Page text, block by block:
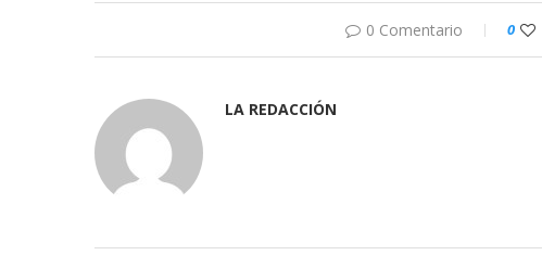
0 Comentario 0
LA REDACCIÓN